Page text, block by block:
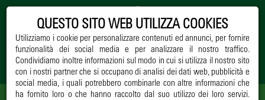
QUESTO SITO WEB UTILIZZA COOKIES
Utilizziamo i cookie per personalizzare contenuti ed annunci, per fornire
funzionalità dei social media e per analizzare il nostro traffico.
Condividiamo inoltre informazioni sul modo in cui si utilizza il nostro sito
con i nostri partner che si occupano di analisi dei dati web, pubblicità e
social media, i quali potrebbero combinarle con altre informazioni che
ha fornito loro o che hanno raccolto dal suo utilizzo dei loro servizi.